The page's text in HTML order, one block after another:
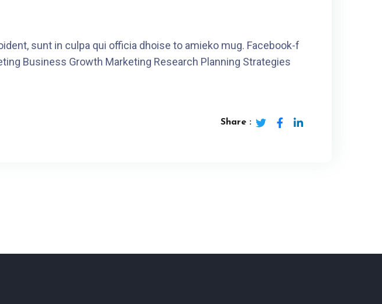
sunt in culpa qui officia dhoise to amieko mug. Facebook-f
Business Growth Marketing Research Planning Strategies
Share :